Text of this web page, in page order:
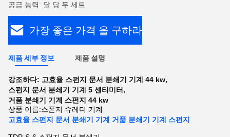
공급 능력: 달 당 두 세트
가장 좋은 가격 을 구하라
제품 세부 정보 제품 설명
강조하다: 고효율 스펀지 문서 분쇄기 기계 44 kw,
스펀지 문서 분쇄기 기계 5 센티미터 ,
거품 분쇄기 기계 스펀지 44 kw
상품 이름:스폰지 슈레더 기계
고효율 스펀지 문서 분쇄기 기계 거품 분쇄기 기계 스펀지